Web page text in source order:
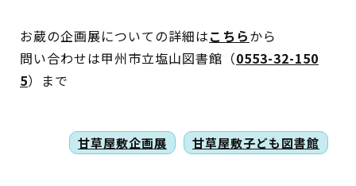
お蔵の企画展についての詳細はこちらから
問い合わせは甲州市立塩山図書館（0553-32-150
5）まで
甘草屋敷企画展 甘草屋敷子ども図書館
図書館のおしごと